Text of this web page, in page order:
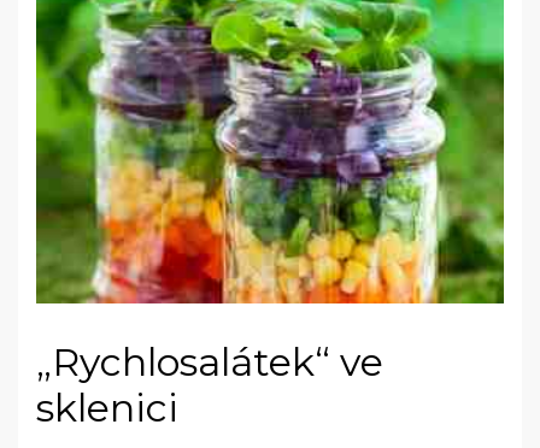
„Rychlosalátek“ ve
sklenici